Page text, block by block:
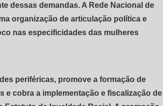
dessas demandas. A Rede Nacional de
organização de articulação política e
nas especificidades das mulheres
periféricas, promove a formação de
e cobra a implementação e fiscalização de